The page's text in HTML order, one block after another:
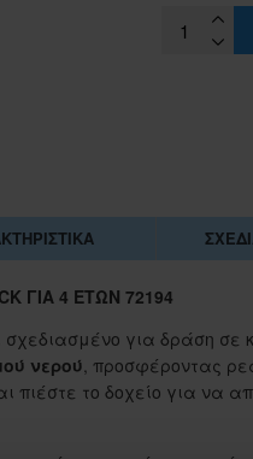
ΓΙΑ 4 ΕΤΏΝ 72194
σχεδιασμένο για δράση σε
νερού, προσφέροντας
πιέστε το δοχείο για να